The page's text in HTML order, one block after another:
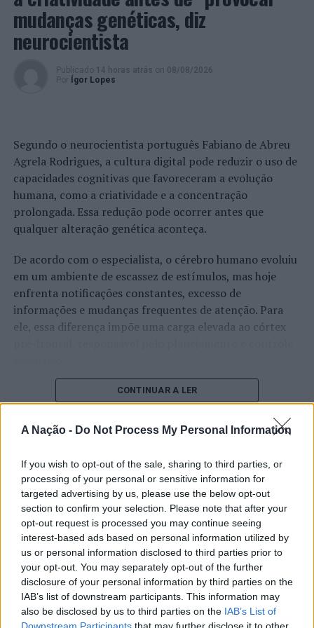
A Nação - Do Not Process My Personal Information
If you wish to opt-out of the sale, sharing to third parties, or
processing of your personal or sensitive information for
targeted advertising by us, please use the below opt-out
section to confirm your selection. Please note that after your
opt-out request is processed you may continue seeing
interest-based ads based on personal information utilized by
us or personal information disclosed to third parties prior to
your opt-out. You may separately opt-out of the further
disclosure of your personal information by third parties on the
IAB’s list of downstream participants. This information may
also be disclosed by us to third parties on the IAB’s List of
Downstream Participants that may further disclose it to other
promover a reflexão e o diálogo em torno dos riscos a
que territórios e populações estão sujeitos, e o papel
que cabe a cada um de nós, cidadãos, no esforço coletivo
sociedades mais desenvolvidas.
TÓPICOS RELACIONADOS:
ANADIA
CÂMARA MUNICIPAL DE ANADIA
DESTAQUE
PROTEÇÃO CIVIL
PRÓXIMO
Como conversar sobre a guerra com as crianças?
NÃO PERCA
Ansião
mudanças genéticas, diz
neurocientista
Publicado 14 horas atrás on 08/08/2026
Por
Ígor Lopes
Segundo o neurocientista português Fabiano de Abreu
Agrela Rodrigues, a cultura digital pode reduzir o uso de
capacidades cognitivas que favoreceram a evolução
humana, como a criatividade e a concentração
prolongada. Essa redução pode ocorrer antes que
qualquer alteração genética aconteça.
De acordo com o especialista, o cérebro humano evoluiu
em um ambiente de escassez de estímulos, mas hoje
enfrenta notificações constantes, excesso de
informações e mudanças frequentes de atenção. Para
ele, essa diferença impõe uma carga elevada ao córtex
O pesquisador afirma que plataformas digitais também
estimulam continuamente o sistema de recompensa do
cérebro, favorecendo a fadiga mental, a dificuldade de
tarefas inacabadas permanecem ativas na memória e
aumentam a sensação de sobrecarga, enquanto o stress
prolongado pode elevar os níveis de cortisol e
prejudicar o desempenho cognitivo.
Fabiano de Abreu Agrela Rodrigues ressalta que não há
evidências de que o ambiente digital provoque mudanças
genéticas na espécie humana. A adaptação observada,
afirma, ocorre por meio da neuroplasticidade, processo
pelo qual os circuitos neurais se reorganizam em
resposta às experiências.
CONTINUAR A LER
“Millennium Estoril Open 2026”
regressou ao circuito ATP com
vitória do francês Luca Van Assche
Publicado 2 dias atrás on 07/08/2026